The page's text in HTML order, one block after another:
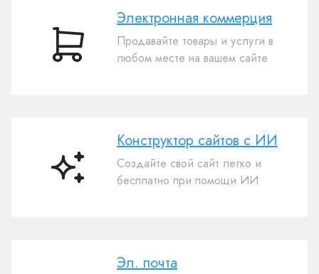
Электронная
Электронная коммерция
Продавайте товары и услуги в
любом месте на вашем сайте
Конструктор
Конструктор сайтов с ИИ
Создайте свой сайт легко и
бесплатно при помощи ИИ
Эл. почта